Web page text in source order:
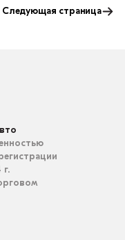
Следующая страница